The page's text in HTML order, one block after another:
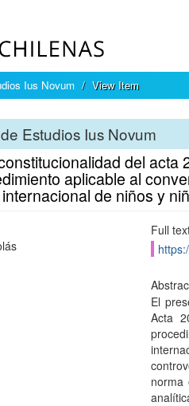
Ius Novum View Item
Estudios Ius Novum
del
aplicable al
de niños y
Full
El
Acta
norma